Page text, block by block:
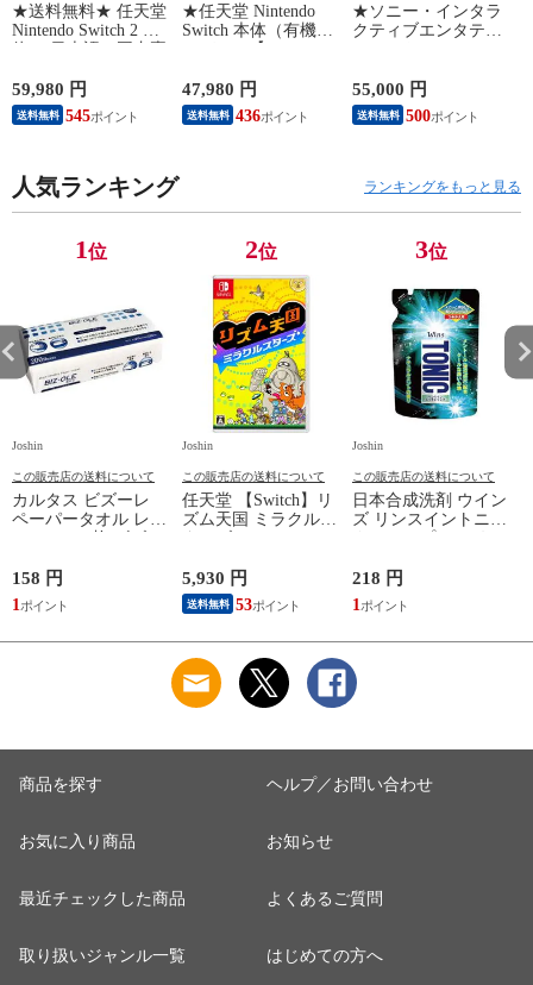
★送料無料★ 任天堂
Nintendo Switch 2 本
KB6CA NSW2ホンタ
イ 【返品種別B】
59,980 円
送料無料 545
★任天堂 Nintendo
Switch 本体（有機EL
ト】 HEG-S-KAAAA
NSWホンタイホワイ
ト ユウキELモデル
47,980 円
送料無料 436
★ソニー・インタラ
クティブエンタテイ
ション 日本語専用
Console Language:
Japanese only（CFI-
55,000 円
送料無料 500
人気ランキング ランキングをもっと見る
1位
Joshin
この販売店の送料について
カルタス ビズーレ
ペーパータオル レギ
【返品種別A】
158 円
1
2位
Joshin
この販売店の送料について
任天堂 【Switch】リ
ズム天国 ミラクルス
テンゴク ミラクルス
タ-ズ 【返品種別B】
5,930 円
送料無料 53
3位
Joshin
この販売店の送料について
日本合成洗剤 ウイン
ズ リンスイントニッ
シヤンプ-カエ 【返
品種別A】
218 円
1
商品を探す
お気に入り商品
最近チェックした商品
取り扱いジャンル一覧
ヘルプ／お問い合わせ
お知らせ
よくあるご質問
はじめての方へ